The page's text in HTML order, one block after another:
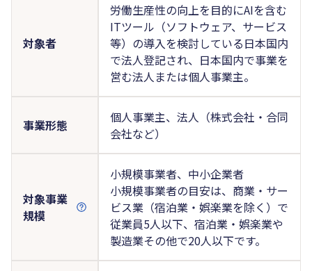
対象者
労働生産性の向上を目的にAIを含む
ITツール（ソフトウェア、サービス
等）の導入を検討している日本国内
で法人登記され、日本国内で事業を
営む法人または個人事業主。
事業形態
個人事業主、法人（株式会社・合同
会社など）
対象事業
規模
小規模事業者、中小企業者
小規模事業者の目安は、商業・サー
ビス業（宿泊業・娯楽業を除く）で
従業員5人以下、宿泊業・娯楽業や
製造業その他で20人以下です。